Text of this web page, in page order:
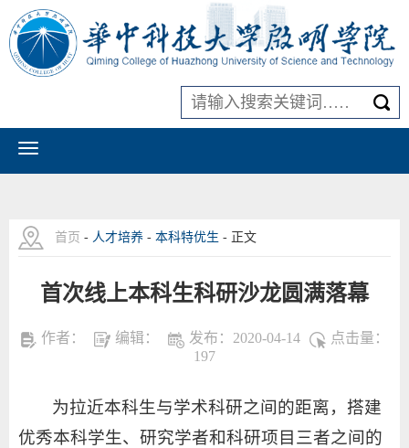
首页 - 人才培养 - 本科特优生 - 正文
首次线上本科生科研沙龙圆满落幕
作者： 编辑： 发布：2020-04-14
点击量：
197
为拉近本科生与学术科研之间的距离，搭建
优秀本科学生、研究学者和科研项目三者之间的